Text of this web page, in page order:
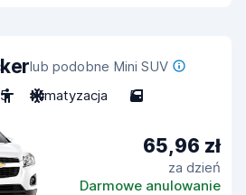
lub podobne Mini SUV
5 Klimatyzacja 5
65,96 zł
za dzień
Darmowe anulowanie